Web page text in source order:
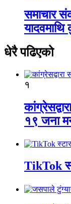
समाचार
धेरै पढिएको
१
१९ जना
TikTok